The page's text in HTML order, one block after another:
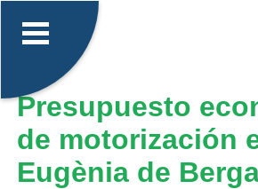
Presupuesto
de motorización
Eugènia de